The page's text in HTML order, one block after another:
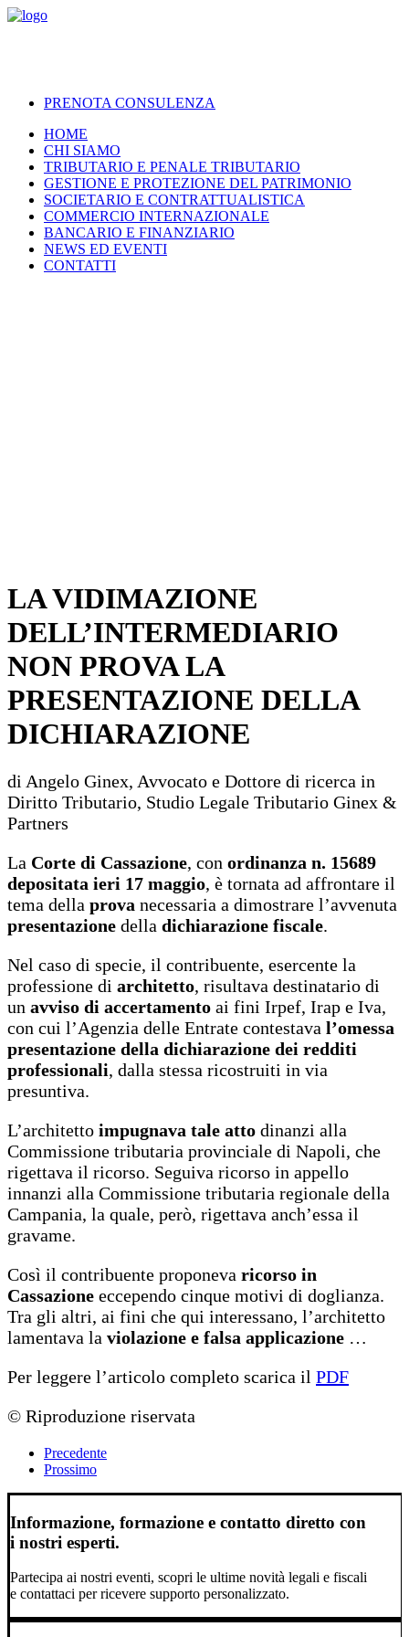
PRENOTA CONSULENZA
HOME
CHI SIAMO
TRIBUTARIO E PENALE TRIBUTARIO
GESTIONE E PROTEZIONE DEL PATRIMONIO
SOCIETARIO E CONTRATTUALISTICA
COMMERCIO INTERNAZIONALE
BANCARIO E FINANZIARIO
NEWS ED EVENTI
CONTATTI
LA VIDIMAZIONE
DELL’INTERMEDIARIO
NON PROVA LA
PRESENTAZIONE DELLA
DICHIARAZIONE
di Angelo Ginex, Avvocato e Dottore di ricerca in
Diritto Tributario, Studio Legale Tributario Ginex &
Partners
La Corte di Cassazione, con ordinanza n. 15689
depositata ieri 17 maggio, è tornata ad affrontare il
tema della prova necessaria a dimostrare l’avvenuta
presentazione della dichiarazione fiscale.
Nel caso di specie, il contribuente, esercente la
professione di architetto, risultava destinatario di
un avviso di accertamento ai fini Irpef, Irap e Iva,
con cui l’Agenzia delle Entrate contestava l’omessa
presentazione della dichiarazione dei redditi
professionali, dalla stessa ricostruiti in via
presuntiva.
L’architetto impugnava tale atto dinanzi alla
Commissione tributaria provinciale di Napoli, che
rigettava il ricorso. Seguiva ricorso in appello
innanzi alla Commissione tributaria regionale della
Campania, la quale, però, rigettava anch’essa il
gravame.
Così il contribuente proponeva ricorso in
Cassazione eccependo cinque motivi di doglianza.
Tra gli altri, ai fini che qui interessano, l’architetto
lamentava la violazione e falsa applicazione …
Per leggere l’articolo completo scarica il PDF
© Riproduzione riservata
Precedente
Prossimo
Informazione, formazione e contatto diretto con
i nostri esperti.
Partecipa ai nostri eventi, scopri le ultime novità legali e fiscali
e contattaci per ricevere supporto personalizzato.